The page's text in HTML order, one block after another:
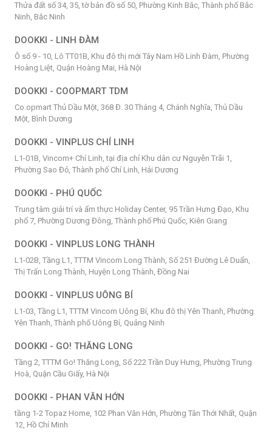
Thửa đất số 34, 35, tờ bản đồ số 50, Phường Kinh Bắc, Thành phố Bắc
Ninh, Bắc Ninh
DOOKKI - LINH ĐÀM
Ô số 9 - 10, Lô TT01B, Khu đô thị mới Tây Nam Hồ Linh Đàm, Phường
Hoàng Liệt, Quận Hoàng Mai, Hà Nội
DOOKKI - COOPMART TDM
Co.opmart Thủ Dầu Một, 368 Đ. 30 Tháng 4, Chánh Nghĩa, Thủ Dầu
Một, Bình Dương
DOOKKI - VINPLUS CHÍ LINH
L1-01B, Vincom+ Chí Linh, tại địa chỉ Khu dân cư Nguyễn Trãi 1,
Phường Sao Đỏ, Thành phố Chí Linh, Hải Dương
DOOKKI - PHÚ QUỐC
Trung tâm giải trí và ẩm thực Holiday Center, 95 Trần Hưng Đạo, Khu
phố 7, Phường Dương Đông, Thành phố Phú Quốc, Kiên Giang
DOOKKI - VINPLUS LONG THÀNH
L1-02B, Tầng L1, TTTM Vincom Long Thành, Số 251 Đường Lê Duẩn,
Thị Trấn Long Thành, Huyện Long Thành, Đồng Nai
DOOKKI - VINPLUS UÔNG BÍ
L1-03, Tầng L1, TTTM Vincom Uông Bí, Khu đô thị Yên Thanh, Phường
Yên Thanh, Thành phố Uông Bí, Quảng Ninh
DOOKKI - GO! THĂNG LONG
Tầng 2, TTTM Go! Thăng Long, Số 222 Trần Duy Hưng, Phường Trung
Hoà, Quận Cầu Giấy, Hà Nội
DOOKKI - PHAN VĂN HỚN
tầng 1-2 Topaz Home, 102 Phan Văn Hớn, Phường Tân Thới Nhất, Quận
12, Hồ Chí Minh